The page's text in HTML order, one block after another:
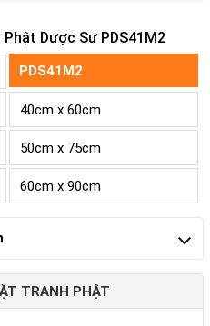
Phật Dược Sư PDS41M2
PDS41M2
40cm x 60cm
50cm x 75cm
60cm x 90cm
TRANH PHẬT